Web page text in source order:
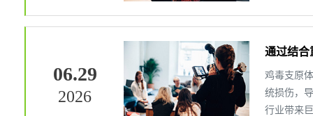
06.29
2026
通过结合
鸡毒支原
统损伤，
行业带来